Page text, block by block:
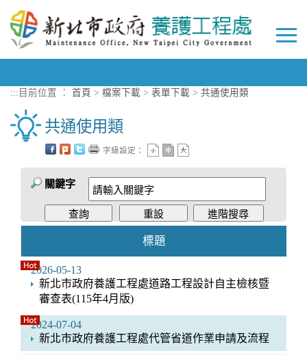
::: 目前位置 ： 首頁 > 檔案下載 > 表單下載 > 共通使用類
共通使用類
字級設定：
關鍵字
標題
新北市政府養護工程處道路工程設計自主檢核暨
審查表(115年4月版)
2026-05-13
新北市政府養護工程處代管省道作業申請及流程
2024-07-04